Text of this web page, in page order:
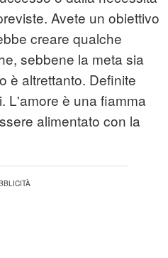
Avete un obiettivo
creare qualche
sebbene la meta sia
è altrettanto. Definite
L'amore è una fiamma
alimentato con la